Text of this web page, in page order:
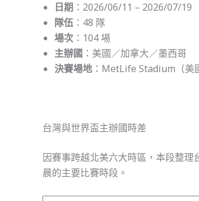
日期 ：2026/06/11 – 2026/07/19
隊伍 ：48 隊
場次 ：104 場
主辦國 ：美國／加拿大／墨西哥
決賽場地 ：MetLife Stadium（美
台灣與世界盃主辦國時差
因賽事跨越北美六大時區，本段整
晨的主要比賽時段。